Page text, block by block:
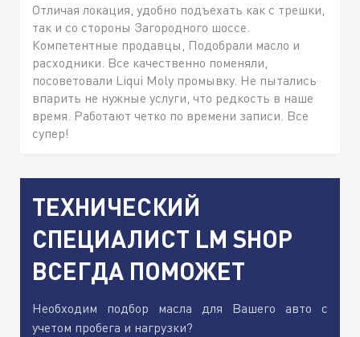
Отличая локация, удобно подъехать как с трешки,
так и со стороны Загородного шоссе.
Компетентные продавцы, Подобрали масло и
расходники. Все качественно поменяли,
посоветовали Liqui Moly промывку. Не пытались
впарить не нужные услуги, что редкость в наше
время. Работают четко по времени записи. Все
супер!
ТЕХНИЧЕСКИЙ
СПЕЦИАЛИСТ LM SHOP
ВСЕГДА ПОМОЖЕТ
Необходим подбор масла для Вашего авто с
учетом пробега и нагрузки?